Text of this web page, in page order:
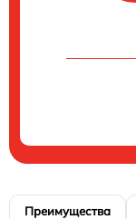
Преимущества